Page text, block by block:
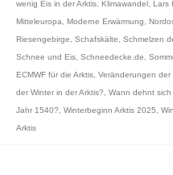
wenig Eis in der Arktis, Klimawandel, Lars
Mitteleuropa
Moderne Erwärmung
Riesengebirge
Schafskälte Schmelzen
Schnee und Eis, Schneedecke.de
ECMWF für die Arktis, Veränderungen der
der Winter in der Arktis?
Wann dehnt sich
Jahr 1540?
Winterbeginn Arktis 2025
Arktis